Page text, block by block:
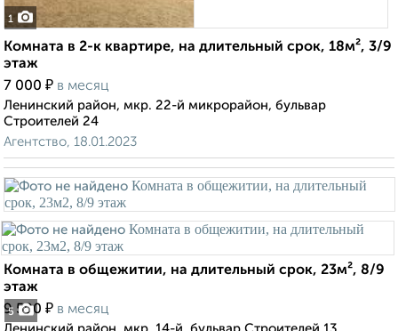
1
Комната в 2-к квартире, на длительный срок, 18м², 3/9
этаж
7 000 ₽ в месяц
Ленинский район, мкр. 22-й микрорайон, бульвар
Строителей 24
Агентство, 18.01.2023
5
Комната в общежитии, на длительный срок, 23м², 8/9
этаж
9 500 ₽ в месяц